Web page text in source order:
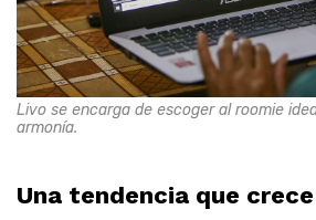
Livo se encarga de escoger al roomie
armonía.
Una tendencia que crece